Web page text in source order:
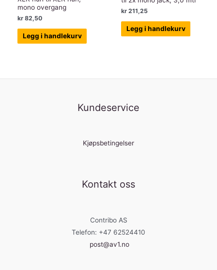
mono overgang
kr 82,50
Legg i handlekurv
kr 211,25
Legg i handlekurv
Kundeservice
Kjøpsbetingelser
Kontakt oss
Contribo AS
Telefon: +47 62524410
post@av1.no